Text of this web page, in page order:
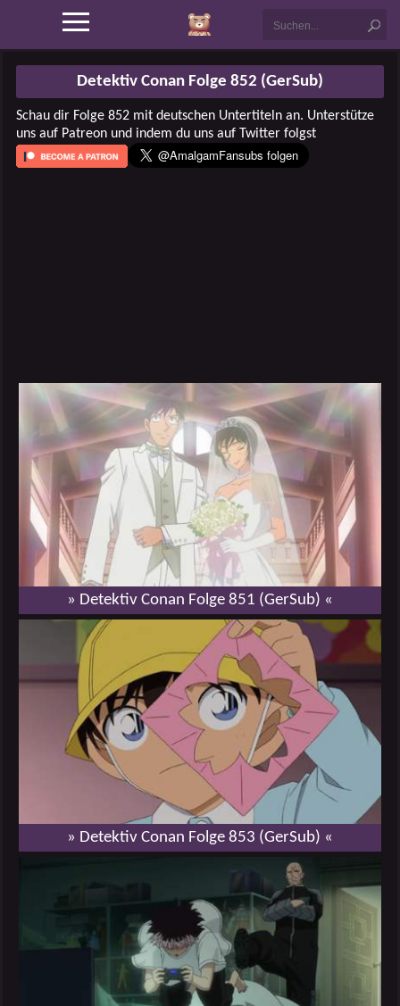
Detektiv Conan Folge 852 (GerSub)
Schau dir Folge 852 mit deutschen Untertiteln an. Unterstütze
uns auf Patreon und indem du uns auf Twitter folgst
» Detektiv Conan Folge 851 (GerSub) «
» Detektiv Conan Folge 853 (GerSub) «